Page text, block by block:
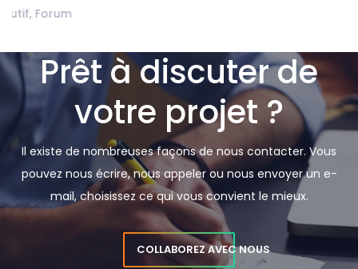
Prêt à discuter de
votre projet ?
Il existe de nombreuses façons de nous contacter. Vous
pouvez nous écrire, nous appeler ou nous envoyer un e-
mail, choisissez ce qui vous convient le mieux.
COLLABOREZ AVEC NOUS